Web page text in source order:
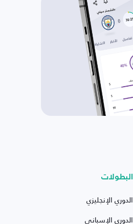
البطولات
الدوري الإنجليزي
الدوري الإسباني